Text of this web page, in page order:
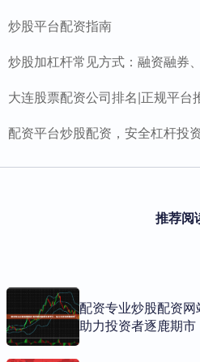
炒股平台配资指南
炒股加杠杆常见方式：融资融券
大连股票配资公司排名|正规平台
配资平台炒股配资，安全杠杆投
推荐阅
配资专业炒股配资网
助力投资者逐鹿期市